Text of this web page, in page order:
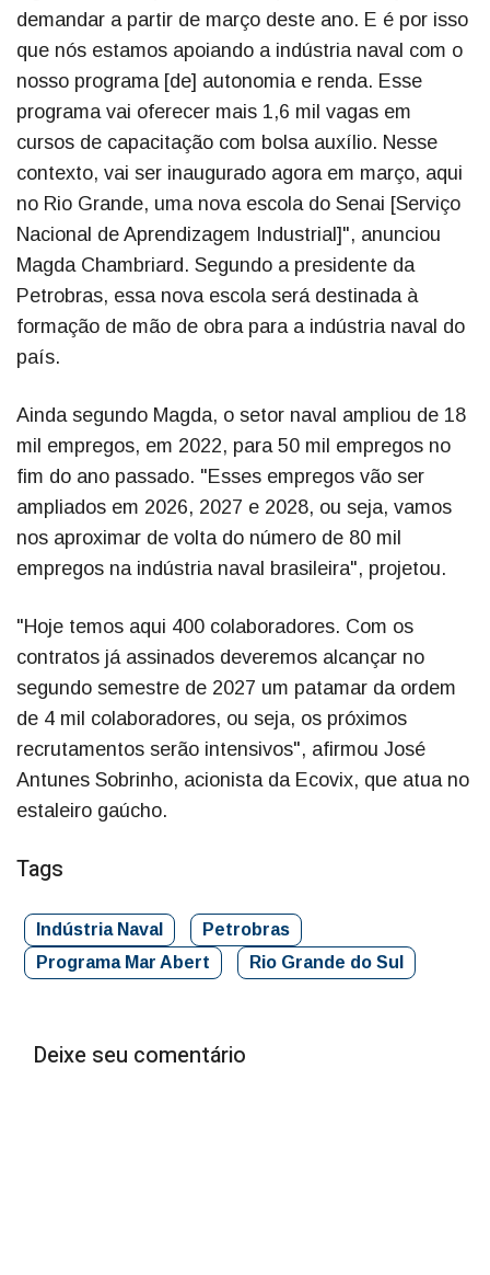
demandar a partir de março deste ano. E é por isso
que nós estamos apoiando a indústria naval com o
nosso programa [de] autonomia e renda. Esse
programa vai oferecer mais 1,6 mil vagas em
cursos de capacitação com bolsa auxílio. Nesse
contexto, vai ser inaugurado agora em março, aqui
no Rio Grande, uma nova escola do Senai [Serviço
Nacional de Aprendizagem Industrial]", anunciou
Magda Chambriard. Segundo a presidente da
Petrobras, essa nova escola será destinada à
formação de mão de obra para a indústria naval do
país.
Ainda segundo Magda, o setor naval ampliou de 18
mil empregos, em 2022, para 50 mil empregos no
fim do ano passado. "Esses empregos vão ser
ampliados em 2026, 2027 e 2028, ou seja, vamos
nos aproximar de volta do número de 80 mil
empregos na indústria naval brasileira", projetou.
"Hoje temos aqui 400 colaboradores. Com os
contratos já assinados deveremos alcançar no
segundo semestre de 2027 um patamar da ordem
de 4 mil colaboradores, ou seja, os próximos
recrutamentos serão intensivos", afirmou José
Antunes Sobrinho, acionista da Ecovix, que atua no
estaleiro gaúcho.
Tags
Indústria Naval
Petrobras
Programa Mar Abert
Rio Grande do Sul
Deixe seu comentário